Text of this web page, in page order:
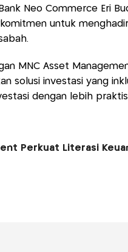
Neo Commerce Eri
untuk
MNC Asset
solusi investasi yang
dengan lebih
Perkuat Literasi